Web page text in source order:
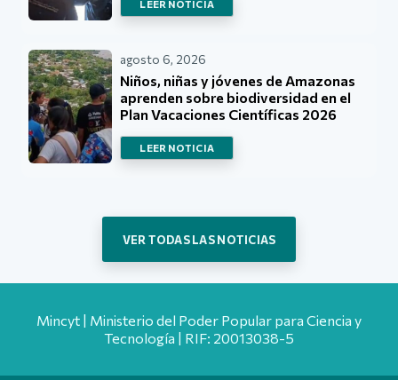
LEER NOTICIA
agosto 6, 2026
Niños, niñas y jóvenes de Amazonas
aprenden sobre biodiversidad en el
Plan Vacaciones Científicas 2026
LEER NOTICIA
VER TODAS LAS NOTICIAS
Mincyt | Ministerio del Poder Popular para Ciencia y
Tecnología | RIF: 20013038-5